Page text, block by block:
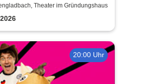
in Scheiben
Theater im Gründungshaus
20:00 Uhr